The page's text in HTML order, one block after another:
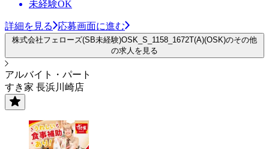
未経験OK
詳細を見る 応募画面に進む
株式会社フェローズ(SB未経験)OSK_S_1158_1672T(A)(OSK)のその他
の求人を見る
アルバイト・パート
すき家 長浜川崎店